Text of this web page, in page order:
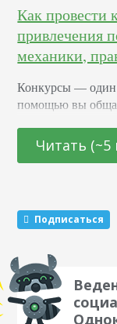
Как провести
привлечения
механики,
Конкурсы ––
помощью вы
что вы обещаете
или иным
механики,
Читать (~5
Подписаться